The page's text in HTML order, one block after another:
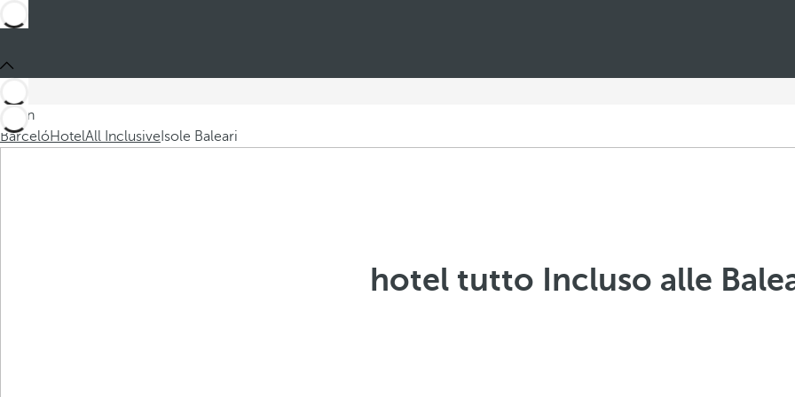
Sei in
BarcelóHotelAll Inclusive Isole Baleari
hotel tutto Incluso alle